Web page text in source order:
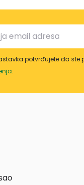
potvrđujete da ste
.